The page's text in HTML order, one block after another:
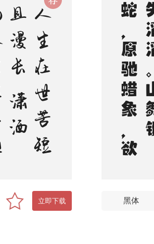
人
生
在
世
苦
短
且
漫
长
潇
洒
的
人
生
谁
不
倾
情
羡
慕
潇
洒
是
一
道
醉
人
的
风
景
宛
若
美
丽
的
音
符
自
然
流
动
是
人
生
内
在
气
质
的
飘
立即下载 黑体